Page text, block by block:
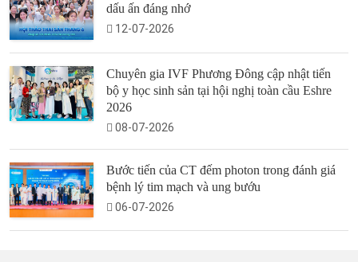
dấu ấn đáng nhớ
12-07-2026
Chuyên gia IVF Phương Đông cập nhật tiến
bộ y học sinh sản tại hội nghị toàn cầu Eshre
2026
08-07-2026
Bước tiến của CT đếm photon trong đánh giá
bệnh lý tim mạch và ung bướu
06-07-2026